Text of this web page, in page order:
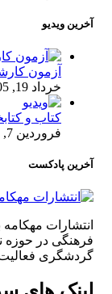
آخرین ویدیو
آزمون
خرداد 19, 1405
کتاب و
فروردین 7, 1403
آخرین پادکست
انتشارات
فرهنگی در
گردشگری فعالیت